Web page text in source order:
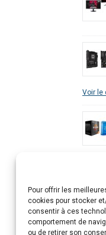
Pour offrir les
cookies pour stocker
consentir à ces
comportement de
ou de retirer son
Voir le